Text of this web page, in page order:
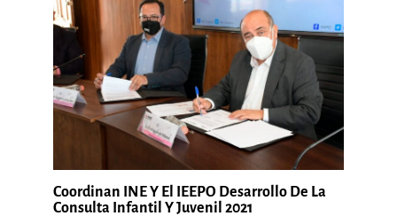
Coordinan INE Y El IEEPO Desarrollo De La
Consulta Infantil Y Juvenil 2021